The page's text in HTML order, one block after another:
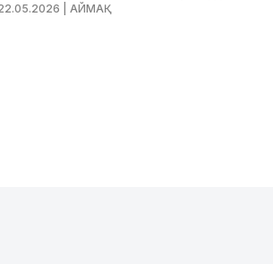
| АЙМАҚ